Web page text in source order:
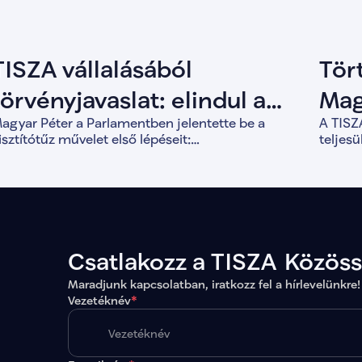
vállalásából
elindul a
művelet
Péter a Parlamentben jelentette be a
művelet első lépéseit:
A
évek
Csatlakozz a TISZA
Maradjunk kapcsolatban, iratkozz fel a hírlevelünkre!
Vezetéknév*